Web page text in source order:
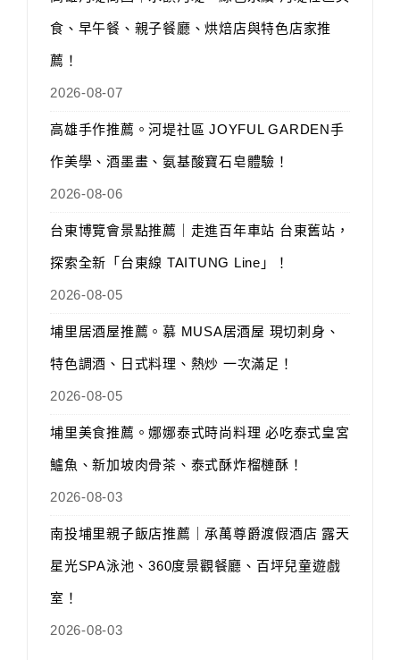
食、早午餐、親子餐廳、烘焙店與特色店家推
薦！
2026-08-07
高雄手作推薦。河堤社區 JOYFUL GARDEN手
作美學、酒墨畫、氨基酸寶石皂體驗！
2026-08-06
台東博覽會景點推薦｜走進百年車站 台東舊站，
探索全新「台東線 TAITUNG Line」！
2026-08-05
埔里居酒屋推薦。慕 MUSA居酒屋 現切刺身、
特色調酒、日式料理、熱炒 一次滿足！
2026-08-05
埔里美食推薦。娜娜泰式時尚料理 必吃泰式皇宮
鱸魚、新加坡肉骨茶、泰式酥炸榴槤酥！
2026-08-03
南投埔里親子飯店推薦｜承萬尊爵渡假酒店 露天
星光SPA泳池、360度景觀餐廳、百坪兒童遊戲
室！
2026-08-03